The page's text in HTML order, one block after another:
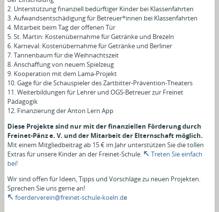
2. Unterstützung finanziell bedürftiger Kinder bei Klassenfahrten
3. Aufwandsentschädigung für Betreuer*innen bei Klassenfahrten
4. Mitarbeit beim Tag der offenen Tür
5. St. Martin: Kostenübernahme für Getränke und Brezeln
6. Karneval: Kostenübernahme für Getränke und Berliner
7. Tannenbaum für die Weihnachtszeit
8. Anschaffung von neuem Spielzeug
9. Kooperation mit dem Lama-Projekt
10. Gage für die Schauspieler des Zartbitter-Prävention-Theaters
11. Weiterbildungen für Lehrer und OGS-Betreuer zur Freinet
Pädagogik
12. Finanzierung der Anton Lern App
Diese Projekte sind nur mit der finanziellen Förderung durch
Freinet-Pänz e. V. und der Mitarbeit der Elternschaft möglich.
Mit einem Mitgliedbeitrag ab 15 € im Jahr unterstützen Sie die tollen
Extras für unsere Kinder an der Freinet-Schule.
Treten Sie einfach
bei!
Wir sind offen für Ideen, Tipps und Vorschläge zu neuen Projekten.
Sprechen Sie uns gerne an!
foerderverein@freinet-schule-koeln.de